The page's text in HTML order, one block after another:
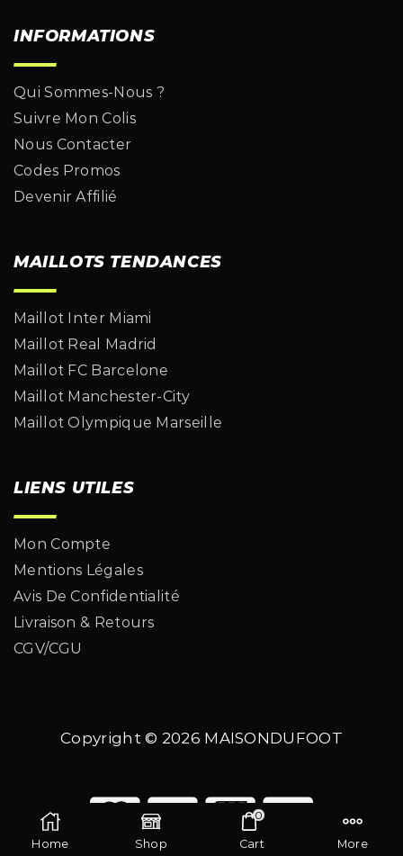
INFORMATIONS
Qui Sommes-Nous ?
Suivre Mon Colis
Nous Contacter
Codes Promos
Devenir Affilié
MAILLOTS TENDANCES
Maillot Inter Miami
Maillot Real Madrid
Maillot FC Barcelone
Maillot Manchester-City
Maillot Olympique Marseille
LIENS UTILES
Mon Compte
Mentions Légales
Avis De Confidentialité
Livraison & Retours
CGV/CGU
Copyright © 2026 MAISONDUFOOT
Home Shop
0
Cart More